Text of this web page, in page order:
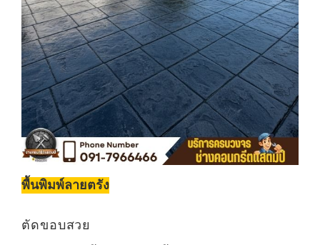
พื้นพิมพ์ลายตรัง
ตัดขอบสวย